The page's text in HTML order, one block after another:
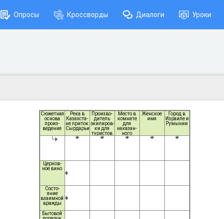
Опросы Кроссворды Диалоги Уроки
Сюжетная
основа
произ-
ведения
Река в
Казахста-
не приток
Сырдарьи
Произво-
дитель
экипиров-
ки для
туристов
Место в
комнате
для
наказан-
ного
Женское
имя
Город в
Израиле и
Румынии
Церков-
ное вино
Состо-
яние
взаимной
вражды
Бытовой